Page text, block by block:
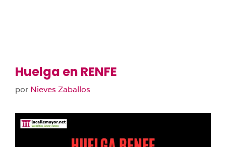
Huelga en RENFE
por Nieves Zaballos